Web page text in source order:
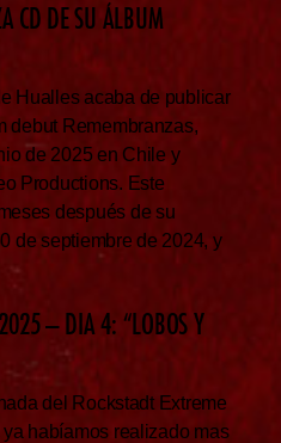
CD DE SU ÁLBUM
Hualles acaba de publicar
debut Remembranzas,
de 2025 en Chile y
Productions. Este
después de su
de septiembre de 2024, y
2025 – DIA 4: “LOBOS Y
del Rockstadt Extreme
habíamos realizado mas